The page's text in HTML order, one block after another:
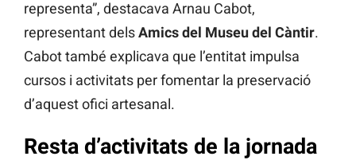
representa”, destacava Arnau Cabot,
representant delsAmics del Museu del Càntir.
Cabot també explicava que l’entitat impulsa
cursos i activitats per fomentar la preservació
d’aquest ofici artesanal.
Resta d’activitats de la jornada